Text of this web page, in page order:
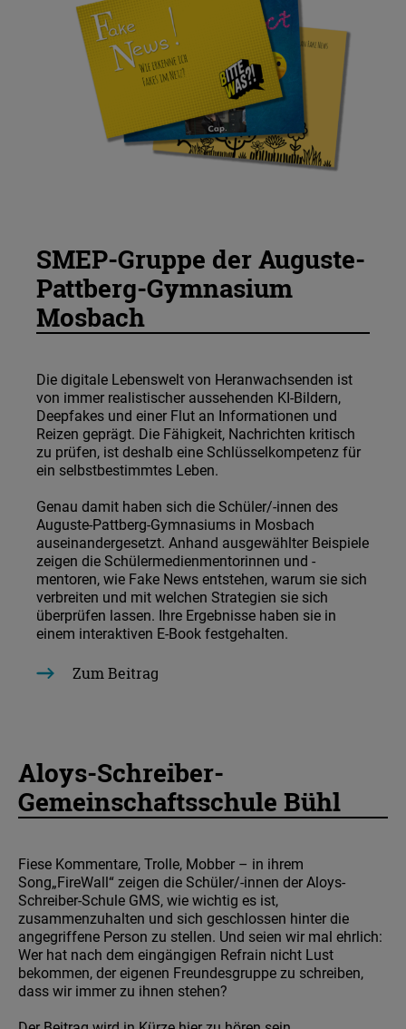
SMEP-Gruppe der Auguste-
Pattberg-Gymnasium
Mosbach
Die digitale Lebenswelt von Heranwachsenden ist
von immer realistischer aussehenden KI-Bildern,
Deepfakes und einer Flut an Informationen und
Reizen geprägt. Die Fähigkeit, Nachrichten kritisch
zu prüfen, ist deshalb eine Schlüsselkompetenz für
ein selbstbestimmtes Leben.
Genau damit haben sich die Schüler/-innen des
Auguste-Pattberg-Gymnasiums in Mosbach
auseinandergesetzt. Anhand ausgewählter Beispiele
zeigen die Schülermedienmentorinnen und -
mentoren, wie Fake News entstehen, warum sie sich
verbreiten und mit welchen Strategien sie sich
überprüfen lassen. Ihre Ergebnisse haben sie in
einem interaktiven E-Book festgehalten.
Zum Beitrag
Aloys-Schreiber-
Gemeinschaftsschule Bühl
Fiese Kommentare, Trolle, Mobber – in ihrem
Song„FireWall“ zeigen die Schüler/-innen der Aloys-
Schreiber-Schule GMS, wie wichtig es ist,
zusammenzuhalten und sich geschlossen hinter die
angegriffene Person zu stellen. Und seien wir mal ehrlich:
Wer hat nach dem eingängigen Refrain nicht Lust
bekommen, der eigenen Freundesgruppe zu schreiben,
dass wir immer zu ihnen stehen?